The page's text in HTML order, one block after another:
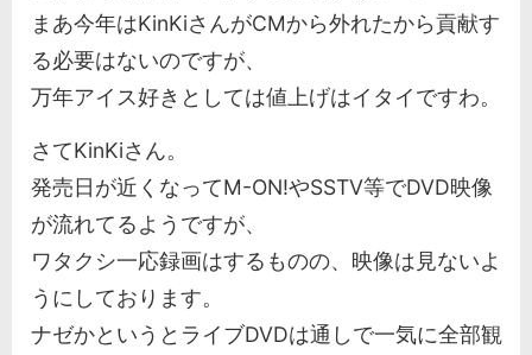
まあ今年はKinKiさんがCMから外れたから貢献す
る必要はないのですが、
万年アイス好きとしては値上げはイタイですわ。
さてKinKiさん。
発売日が近くなってM-ON!やSSTV等でDVD映像
が流れてるようですが、
ワタクシ一応録画はするものの、映像は見ないよ
うにしております。
ナゼかというとライブDVDは通しで一気に全部観